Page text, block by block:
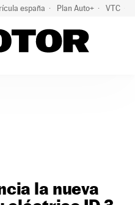
españa Plan Auto+ VTC
la nueva